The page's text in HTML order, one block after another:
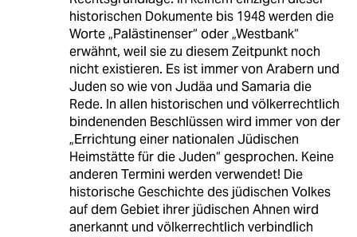
historischen Dokumente bis 1948 werden die
Worte „Palästinenser“ oder „Westbank“
erwähnt, weil sie zu diesem Zeitpunkt noch
nicht existieren. Es ist immer von Arabern und
Juden so wie von Judäa und Samaria die
Rede. In allen historischen und völkerrechtlich
bindenenden Beschlüssen wird immer von der
„Errichtung einer nationalen Jüdischen
Heimstätte für die Juden“ gesprochen. Keine
anderen Termini werden verwendet! Die
historische Geschichte des jüdischen Volkes
auf dem Gebiet ihrer jüdischen Ahnen wird
anerkannt und völkerrechtlich verbindlich